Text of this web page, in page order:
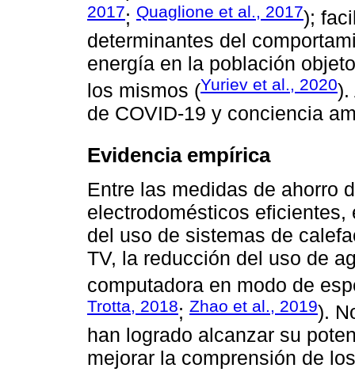
2017; Quaglione et al., 2017);
determinantes del
energía en la población
los mismos (Yuriev et al., 2020).
de COVID-19 y conciencia
Evidencia empírica
Entre las medidas de ahorro
electrodomésticos
del uso de sistemas de
TV, la reducción del uso de
computadora en modo de
Trotta, 2018; Zhao et al., 2019).
han logrado alcanzar su
mejorar la comprensión de